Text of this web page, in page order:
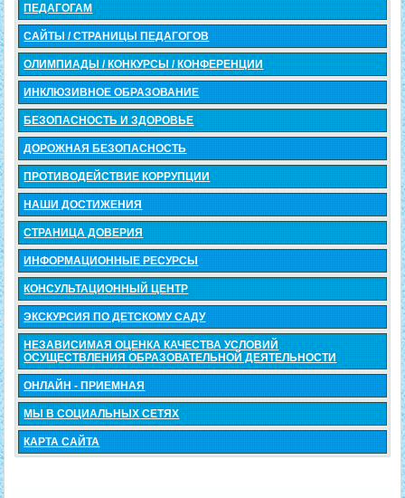
ПЕДАГОГАМ
САЙТЫ / СТРАНИЦЫ ПЕДАГОГОВ
ОЛИМПИАДЫ / КОНКУРСЫ / КОНФЕРЕНЦИИ
ИНКЛЮЗИВНОЕ ОБРАЗОВАНИЕ
БЕЗОПАСНОСТЬ И ЗДОРОВЬЕ
ДОРОЖНАЯ БЕЗОПАСНОСТЬ
ПРОТИВОДЕЙСТВИЕ КОРРУПЦИИ
НАШИ ДОСТИЖЕНИЯ
СТРАНИЦА ДОВЕРИЯ
ИНФОРМАЦИОННЫЕ РЕСУРСЫ
КОНСУЛЬТАЦИОННЫЙ ЦЕНТР
ЭКСКУРСИЯ ПО ДЕТСКОМУ САДУ
НЕЗАВИСИМАЯ ОЦЕНКА КАЧЕСТВА УСЛОВИЙ
ОСУЩЕСТВЛЕНИЯ ОБРАЗОВАТЕЛЬНОЙ ДЕЯТЕЛЬНОСТИ
ОНЛАЙН - ПРИЕМНАЯ
МЫ В СОЦИАЛЬНЫХ СЕТЯХ
КАРТА САЙТА